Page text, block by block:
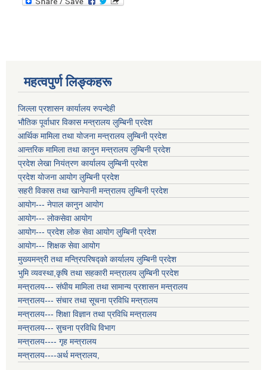
महत्वपुर्ण लिङ्कहरू
जिल्ला प्रशासन कार्यालय रुपन्देही
भौतिक पूर्वाधार विकास मन्त्रालय लुम्बिनी प्रदेश
आर्थिक मामिला तथा योजना मन्त्रालय लुम्बिनी प्रदेश
आन्तरिक मामिला तथा कानुन मन्त्रालय लुम्बिनी प्रदेश
प्रदेश लेखा नियंत्रण कार्यालय लुम्बिनी प्रदेश
प्रदेश योजना आयोग लुम्बिनी प्रदेश
सहरी विकास तथा खानेपानी मन्त्रालय लुम्बिनी प्रदेश
आयोग--- नेपाल कानुन आयोग
आयोग--- लोकसेवा आयोग
आयोग--- प्रदेश लोक सेवा आयोग लुम्बिनी प्रदेश
आयोग--- शिक्षक सेवा आयोग
मुख्यमन्त्री तथा मन्त्रिपरिषद्को कार्यालय लुम्बिनी प्रदेश
भुमि व्यवस्था,कृषि तथा सहकारी मन्त्रालय लुम्बिनी प्रदेश
मन्त्रालय--- संघीय मामिला तथा सामान्य प्रशासन मन्त्रालय
मन्त्रालय--- संचार तथा सूचना प्रविधि मन्त्रालय
मन्त्रालय--- शिक्षा विज्ञान तथा प्रविधि मन्त्रालय
मन्त्रालय--- सुचना प्रविधि विभाग
मन्त्रालय---- गृह मन्त्रालय
मन्त्रालय----अर्थ मन्त्रालय,